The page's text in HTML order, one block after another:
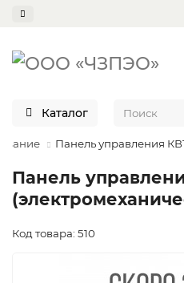
Каталог
Панель управления
Панель
Код товара: 510